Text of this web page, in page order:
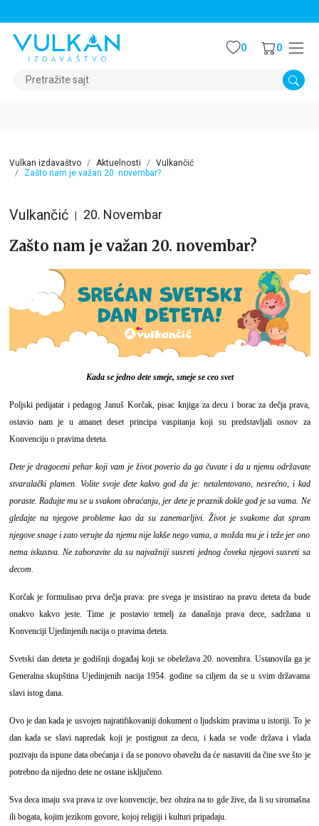
Pretražite sajt
0 0
Vulkan izdavaštvo Aktuelnosti
Vulkančić
Zašto nam je važan 20. novembar?
Vulkančić 20. Novembar
Zašto nam je važan 20. novembar?
Kada se jedno dete smeje, smeje se ceo svet
Poljski pedijatar i pedagog Januš Korčak, pisac knjiga za decu i borac za dečja prava,
ostavio nam je u amanet deset principa vaspitanja koji su predstavljali osnov za
Konvenciju o pravima deteta.
Dete je dragoceni pehar koji vam je život poverio da ga čuvate i da u njemu održavate
stvaralački plamen. Volite svoje dete kakvo god da je: netalentovano, nesrećno, i kad
poraste. Radujte mu se u svakom obraćanju, jer dete je praznik dokle god je sa vama. Ne
gledajte na njegove probleme kao da su zanemarljivi. Život je svakome dat spram
njegove snage i zato verujte da njemu nije lakše nego vama, a možda mu je i teže jer ono
nema iskustva. Ne zaboravite da su najvažniji susreti jednog čoveka njegovi susreti sa
decom.
Korčak je formulisao prva dečja prava: pre svega je insistirao na pravu deteta da bude
onakvo kakvo jeste. Time je postavio temelj za današnja prava dece, sadržana u
Konvenciji Ujedinjenih nacija o pravima deteta.
Svetski dan deteta je godišnji događaj koji se obeležava 20. novembra. Ustanovila ga je
Generalna skupština Ujedinjenih nacija 1954. godine sa ciljem da se u svim državama
slavi istog dana.
Ovo je dan kada je usvojen najratifikovaniji dokument o ljudskim pravima u istoriji. To je
dan kada se slavi napredak koji je postignut za decu, i kada se vođe država i vlada
pozivaju da ispune data obećanja i da se ponovo obavežu da će nastaviti da čine sve što je
potrebno da nijedno dete ne ostane isključeno.
Sva deca imaju sva prava iz ove konvencije, bez obzira na to gde žive, da li su siromašna
ili bogata, kojim jezikom govore, kojoj religiji i kulturi pripadaju.